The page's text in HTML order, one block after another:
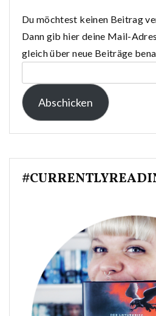
Du möchtest keinen Beitrag
Dann gib hier deine Mail-
gleich über neue Beiträge
Mail-
Adresse:
Abschicken